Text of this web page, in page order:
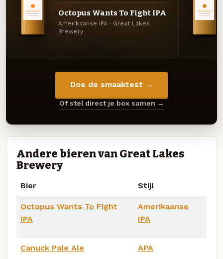
Octopus Wants To Fight IPA
Amerikaanse IPA · Great Lakes
Brewery
Doe de smaaktest →
Of stel direct je box samen →
Andere bieren van Great Lakes
Brewery
Bier Stijl
Octopus Wants To Fight
IPA
Amerikaanse
IPA
Canuck Pale Ale APA